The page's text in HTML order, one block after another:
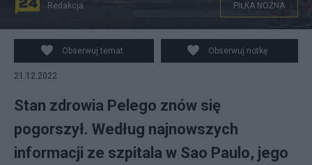
Pele i Maradona, mural na Paulista Avenue w Sao Paulo
(Brazylia). Fot. PAP/EPA/Sebastiao Moreira
Redakcja PIŁKA NOŻNA
Obserwuj temat Obserwuj notkę
21.12.2022
Stan zdrowia Pelego znów się
pogorszył. Według najnowszych
informacji ze szpitala w Sao Paulo, jego